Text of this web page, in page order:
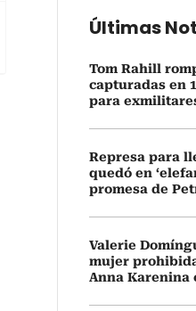
Últimas
Tom Rahill
capturadas en
para
Represa para
quedó en
promesa de
Valerie
mujer
Anna Karenina